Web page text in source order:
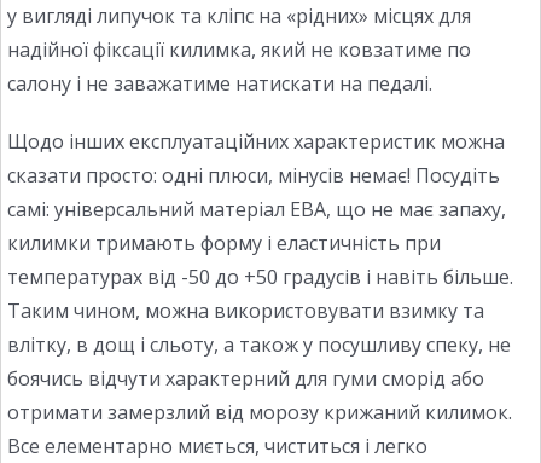
у вигляді липучок та кліпс на «рідних» місцях для
надійної фіксації килимка, який не ковзатиме по
салону і не заважатиме натискати на педалі.
Щодо інших експлуатаційних характеристик можна
сказати просто: одні плюси, мінусів немає! Посудіть
самі: універсальний матеріал ЕВА, що не має запаху,
килимки тримають форму і еластичність при
температурах від -50 до +50 градусів і навіть більше.
Таким чином, можна використовувати взимку та
влітку, в дощ і сльоту, а також у посушливу спеку, не
боячись відчути характерний для гуми сморід або
отримати замерзлий від морозу крижаний килимок.
Все елементарно миється, чиститься і легко